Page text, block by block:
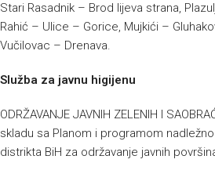
Stari Rasadnik – Brod lijeva strana,
Rahić – Ulice – Gorice, Mujkići –
Vučilovac – Drenava.
Služba za javnu higijenu
ODRŽAVANJE JAVNIH ZELENIH I
skladu sa Planom i programom
distrikta BiH za održavanje javnih